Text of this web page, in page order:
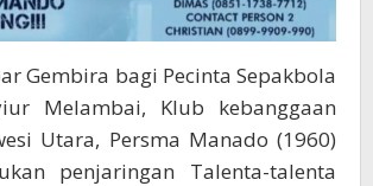
Gembira bagi Pecinta Sepakbola
Melambai, Klub kebanggaan
Utara, Persma Manado (1960)
penjaringan Talenta-talenta